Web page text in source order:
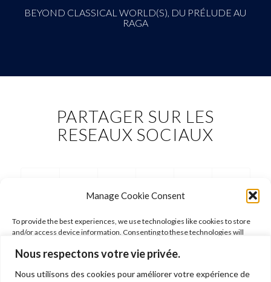
Nous respectons votre vie privée.
Nous utilisons des cookies pour améliorer votre expérience de
Manage Cookie Consent
To provide the best experiences, we use technologies like cookies to store
and/or access device information. Consenting to these technologies will
Not consenting or withdrawing consent, may adversely affect certain
BEYOND CLASSICAL WORLD(S), DU PRÉLUDE AU
RAGA
PARTAGER SUR LES
RESEAUX SOCIAUX